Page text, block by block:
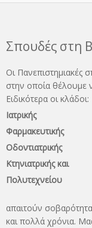
Σπουδές στη
Οι Πανεπιστημιακές
στην οποία
Ειδικότερα οι κλάδοι:
Ιατρικής
Φαρμακευτικής
Οδοντιατρικής
Κτηνιατρικής και
Πολυτεχνείου
απαιτούν
και πολλά χρόνια.